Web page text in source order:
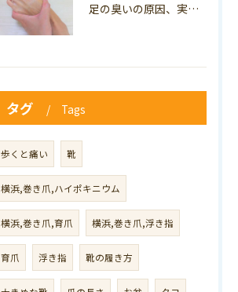
足の臭いの原因、実は巻き爪かも？ニオイ対策と予防のポイントも解説！
タグ Tags
歩くと痛い 靴
横浜,巻き爪,ハイポキニウム
横浜,巻き爪,育爪 横浜,巻き爪,浮き指
育爪 浮き指 靴の履き方